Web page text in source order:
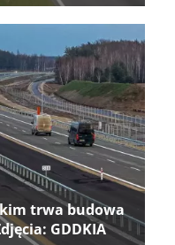
trwa budowa
GDDKIA